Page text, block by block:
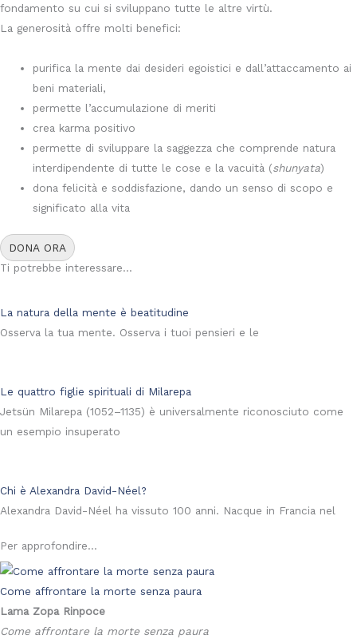
fondamento su cui si sviluppano tutte le altre virtù.
La generosità offre molti benefici:
purifica la mente dai desideri egoistici e dall’attaccamento ai
beni materiali,
permette l’accumulazione di meriti
crea karma positivo
permette di sviluppare la saggezza che comprende natura
interdipendente di tutte le cose e la vacuità (shunyata)
dona felicità e soddisfazione, dando un senso di scopo e
significato alla vita
DONA ORA
Ti potrebbe interessare...
La natura della mente è beatitudine
Osserva la tua mente. Osserva i tuoi pensieri e le
Le quattro figlie spirituali di Milarepa
Jetsün Milarepa (1052–1135) è universalmente riconosciuto come
un esempio insuperato
Chi è Alexandra David-Néel?
Alexandra David-Néel ha vissuto 100 anni. Nacque in Francia nel
Per approfondire...
Come affrontare la morte senza paura
Lama Zopa Rinpoce
Come affrontare la morte senza paura